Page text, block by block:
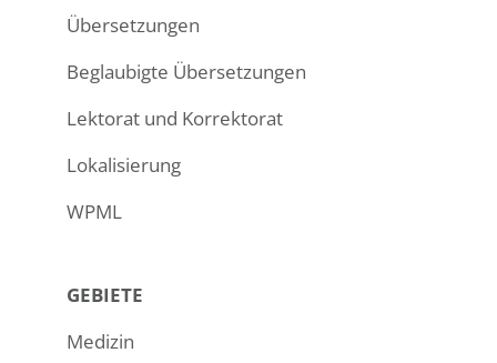
Übersetzungen
Beglaubigte Übersetzungen
Lektorat und Korrektorat
Lokalisierung
WPML
GEBIETE
Medizin